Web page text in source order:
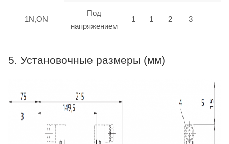
1N,ON
Под
напряжением
1 1 2 3
5. Установочные размеры (мм)